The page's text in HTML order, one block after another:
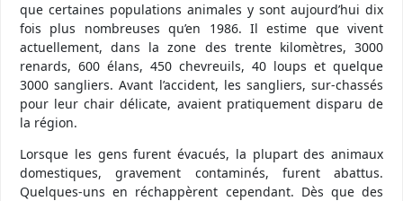
que certaines populations animales y sont aujourd’hui dix
fois plus nombreuses qu’en 1986. Il estime que vivent
actuellement, dans la zone des trente kilomètres, 3000
renards, 600 élans, 450 chevreuils, 40 loups et quelque
3000 sangliers. Avant l’accident, les sangliers, sur-chassés
pour leur chair délicate, avaient pratiquement disparu de
la région.
Lorsque les gens furent évacués, la plupart des animaux
domestiques, gravement contaminés, furent abattus.
Quelques-uns en réchappèrent cependant. Dès que des